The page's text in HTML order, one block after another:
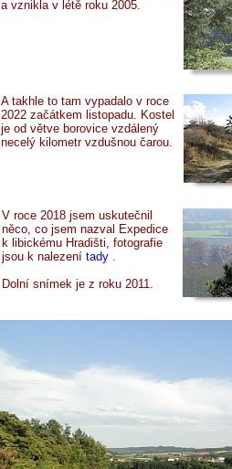
a vznikla v létě roku 2005.
A takhle to tam vypadalo v roce
2022 začátkem listopadu. Kostel
je od větve borovice vzdálený
necelý kilometr vzdušnou čarou.
V roce 2018 jsem uskutečnil
něco, co jsem nazval Expedice
k libickému Hradišti, fotografie
jsou k nalezení tady .
Dolní snímek je z roku 2011.